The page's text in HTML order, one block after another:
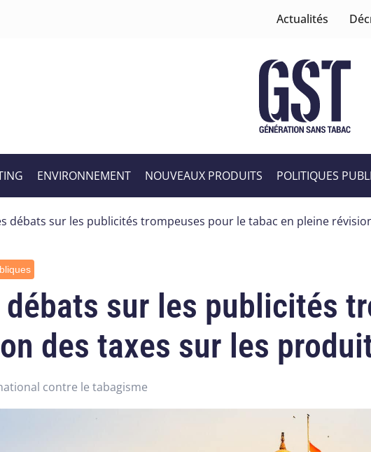
Actualités
ENVIRONNEMENT NOUVEAUX PRODUITS POLITIQUES
débats sur les publicités trompeuses pour le tabac en pleine
débats sur les publicités
des taxes sur les
contre le tabagisme